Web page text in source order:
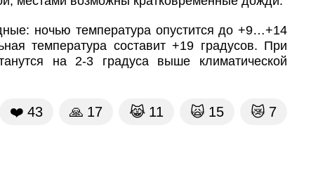
ночью температура опустится до +9…+14
температура составит +19 градусов. При
на 2-3 градуса выше климатической
❤️ 43 🙏 17 😹 11 🙀 15 😿 7